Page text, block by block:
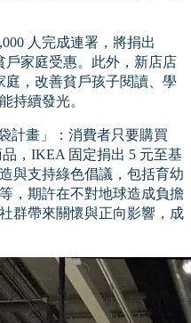
人完成連署，將捐出
戶家庭受惠。此外，新店店
庭，改善貧戶孩子閱讀、學
持續發光。
計畫」：消費者只要購買
，IKEA 固定捐出 5 元至基
與支持綠色倡議，包括育幼
，期許在不對地球造成負擔
群帶來關懷與正向影響，成